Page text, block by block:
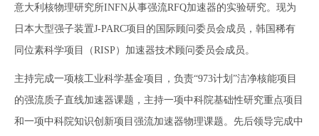
意大利核物理研究所INFN从事强流RFQ加速器的实验研究。现为
日本大型强子装置J-PARC项目的国际顾问委员会成员，韩国稀有
同位素科学项目（RISP）加速器技术顾问委员会成员。
主持完成一项核工业科学基金项目，负责“973计划”洁净核能项目
的强流质子直线加速器课题，主持一项中科院基础性研究重点项目
和一项中科院知识创新项目强流加速器物理课题。先后领导完成中